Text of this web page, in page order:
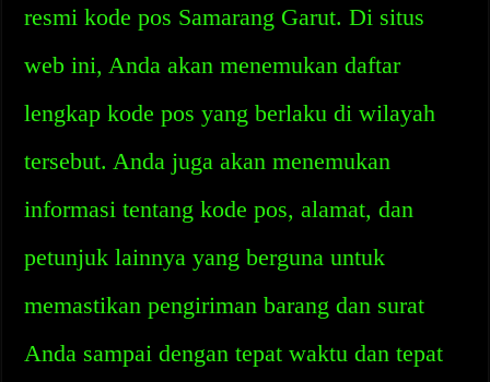
resmi kode pos Samarang Garut. Di situs
web ini, Anda akan menemukan daftar
lengkap kode pos yang berlaku di wilayah
tersebut. Anda juga akan menemukan
informasi tentang kode pos, alamat, dan
petunjuk lainnya yang berguna untuk
memastikan pengiriman barang dan surat
Anda sampai dengan tepat waktu dan tepat